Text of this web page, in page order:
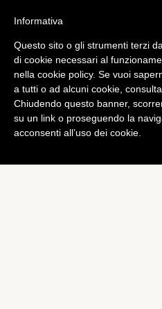
Informativa
Questo sito o gli strumenti terzi
di cookie necessari al
nella cookie policy. Se vuoi
a tutti o ad alcuni cookie,
Chiudendo questo banner,
su un link o proseguendo la
acconsenti all’uso dei cookie.